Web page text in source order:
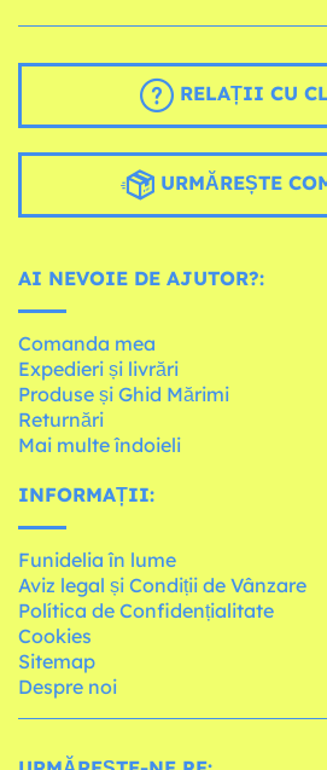
RELAȚII CU
URMĂREȘTE
AI NEVOIE DE AJUTOR?:
Comanda mea
Expedieri și livrări
Produse și Ghid Mărimi
Returnări
Mai multe îndoieli
INFORMAȚII:
Funidelia în lume
Aviz legal și Condiții de Vânzare
Política de Confidențialitate
Cookies
Sitemap
Despre noi